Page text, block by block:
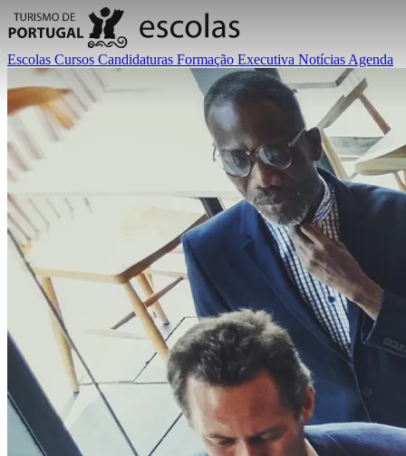
Escolas Cursos Candidaturas Formação Executiva Notícias Agenda